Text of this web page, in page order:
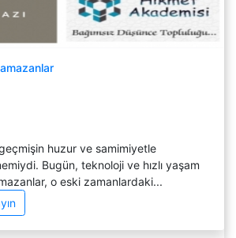
huzur ve samimiyetle
Bugün, teknoloji ve hızlı yaşam
o eski zamanlardaki...